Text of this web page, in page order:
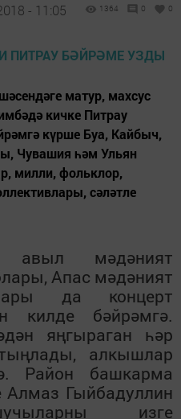
- 11:05 1364 0 0
матур, махсус
кичке Питрау
күрше Буа, Кайбыч,
Чувашия һәм Ульян
милли, фольклор,
сәләтле
авыл мәдәният
Апас мәдәният
да концерт
килде бәйрәмгә.
яңгыраган һәр
алкышлар
Район башкарма
Алмаз Гыйбадуллин
изге